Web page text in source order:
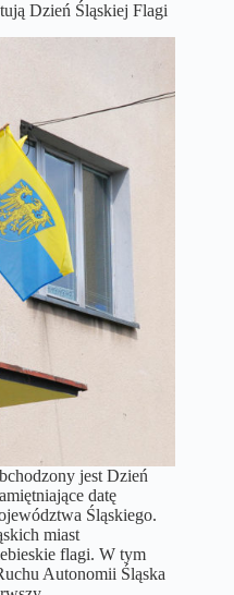
Dzień Śląskiej Flagi
jest Dzień
datę
Śląskiego.
miast
flagi. W tym
Autonomii Śląska